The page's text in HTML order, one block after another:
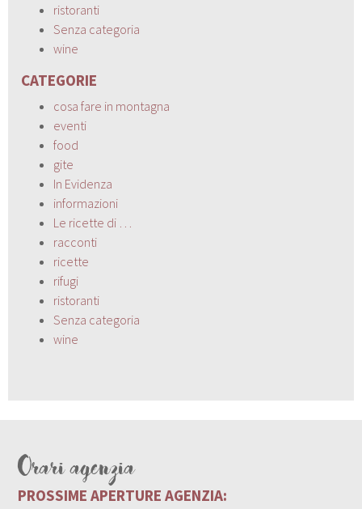
ristoranti
Senza categoria
wine
CATEGORIE
cosa fare in montagna
eventi
food
gite
In Evidenza
informazioni
Le ricette di …
racconti
ricette
rifugi
ristoranti
Senza categoria
wine
Orari agenzia
PROSSIME APERTURE AGENZIA: